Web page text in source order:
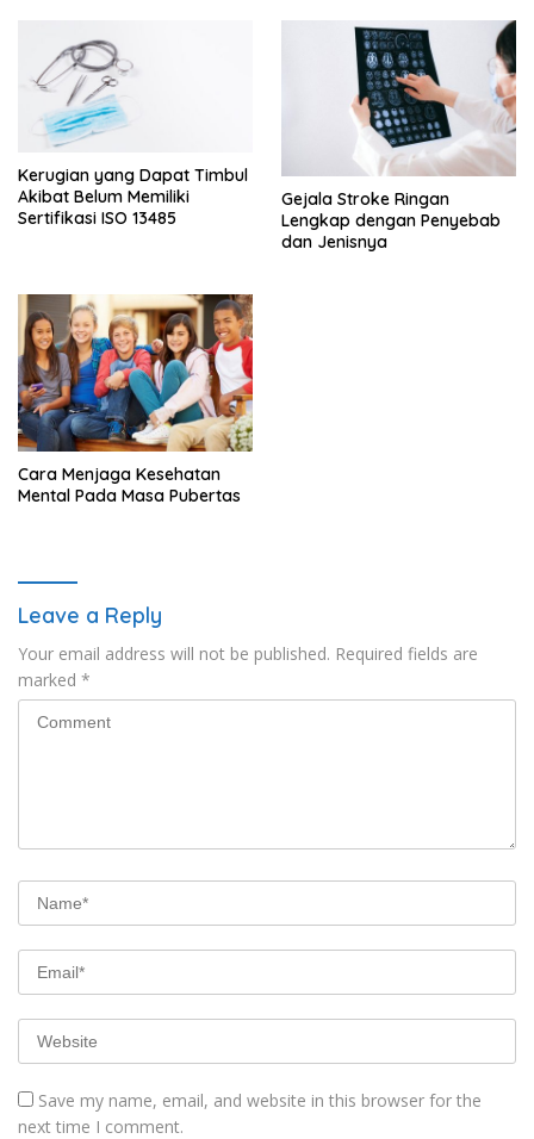
Kerugian yang Dapat Timbul
Akibat Belum Memiliki
Sertifikasi ISO 13485
Gejala Stroke Ringan
Lengkap dengan Penyebab
dan Jenisnya
Cara Menjaga Kesehatan
Mental Pada Masa Pubertas
Leave a Reply
Your email address will not be published. Required fields are
marked *
Save my name, email, and website in this browser for the
next time I comment.